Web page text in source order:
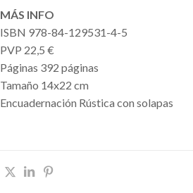
MÁS INFO
ISBN 978-84-129531-4-5
PVP 22,5 €
Páginas 392 páginas
Tamaño 14x22 cm
Encuadernación Rústica con solapas